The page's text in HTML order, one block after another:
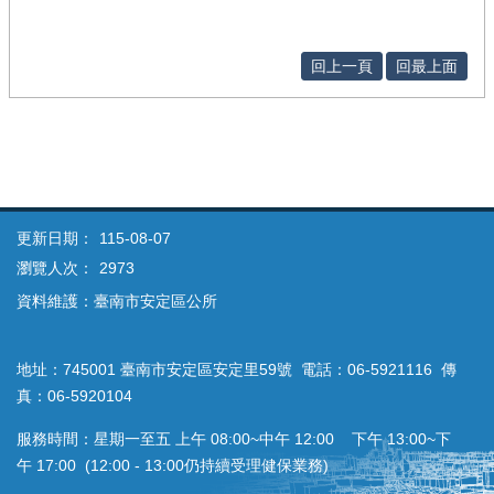
回上一頁 回最上面
更新日期：
115-08-07
瀏覽人次：
2973
資料維護：臺南市安定區公所
地址：745001 臺南市安定區安定里59號 電話：06-5921116 傳
真：06-5920104
服務時間：星期一至五 上午 08:00~中午 12:00 下午 13:00~下
午 17:00 (12:00 - 13:00仍持續受理健保業務)